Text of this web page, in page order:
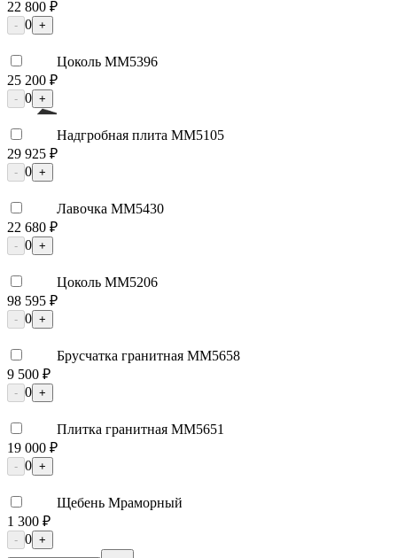
22 800 ₽
- 0 +
Цоколь ММ5396
25 200 ₽
- 0 +
Надгробная плита ММ5105
29 925 ₽
- 0 +
Лавочка ММ5430
22 680 ₽
- 0 +
Цоколь ММ5206
98 595 ₽
- 0 +
Брусчатка гранитная ММ5658
9 500 ₽
- 0 +
Плитка гранитная ММ5651
19 000 ₽
- 0 +
Щебень Мраморный
1 300 ₽
- 0 +